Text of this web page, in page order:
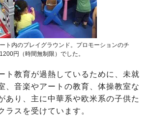
ト内のプレイグラウンド。プロモーションのチ
円（時間無制限）でした。
ト教育が過熱しているために、未就
、音楽やアートの教育、体操教室な
あり、主に中華系や欧米系の子供た
ラスを受けています。